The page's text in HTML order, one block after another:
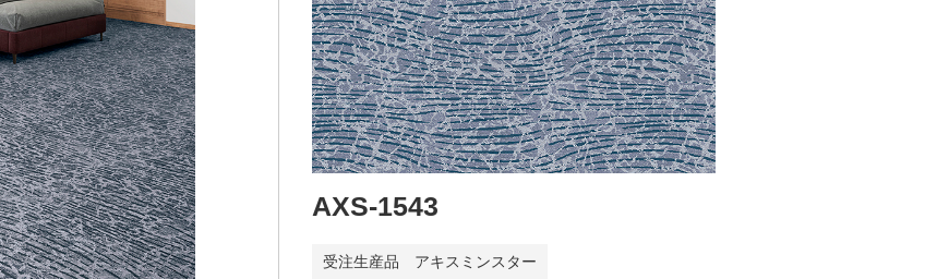
AXS-1543
受注生産品 アキスミンスター